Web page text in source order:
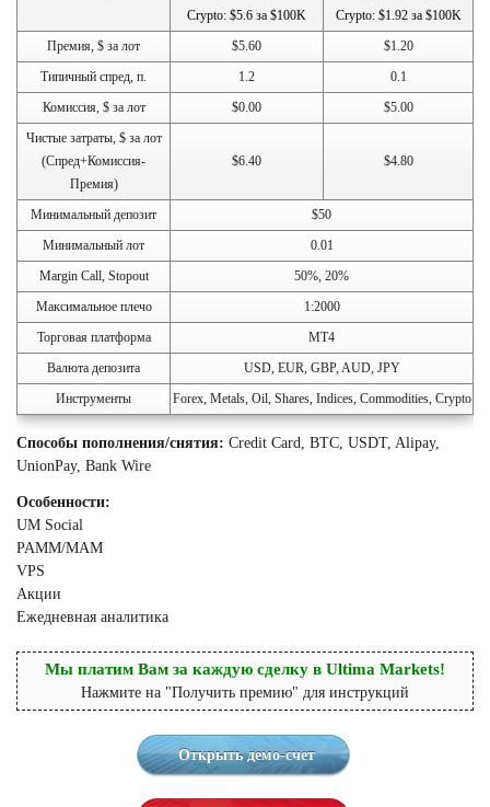
Crypto: $5.6 за $100K
Crypto: $1.92 за $100K
Премия, $ за лот
$5.60
$1.20
Типичный спред, п.
1.2
0.1
Комиссия, $ за лот
$0.00
$5.00
Чистые затраты, $ за лот
(Спред+Комиссия-
Премия)
$6.40 $4.80
Минимальный депозит
$50
Минимальный лот
0.01
Margin Call, Stopout
50%, 20%
Максимальное плечо
1:2000
Торговая платформа
MT4
Валюта депозита
USD, EUR, GBP, AUD, JPY
Инструменты
Forex, Metals, Oil, Shares, Indices, Commodities, Crypto
Способы пополнения/снятия: Credit Card, BTC, USDT, Alipay,
UnionPay, Bank Wire
Особенности:
UM Social
PAMM/MAM
VPS
Акции
Ежедневная аналитика
Мы платим Вам за каждую сделку в Ultima Markets!
Нажмите на "Получить премию" для инструкций
Открыть демо-счет